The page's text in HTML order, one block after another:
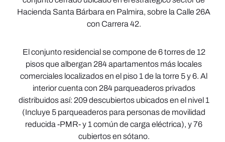
Hacienda Santa Bárbara en Palmira, sobre la Calle 26A
con Carrera 42.
El conjunto residencial se compone de 6 torres de 12
pisos que albergan 284 apartamentos más locales
comerciales localizados en el piso 1 de la torre 5 y 6. Al
interior cuenta con 284 parqueaderos privados
distribuidos así: 209 descubiertos ubicados en el nivel 1
(Incluye 5 parqueaderos para personas de movilidad
reducida -PMR- y 1 común de carga eléctrica), y 76
cubiertos en sótano.